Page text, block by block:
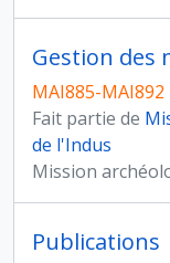
Gestion des
MAI885-MAI892
Fait partie de
de l'Indus
Mission
Publications